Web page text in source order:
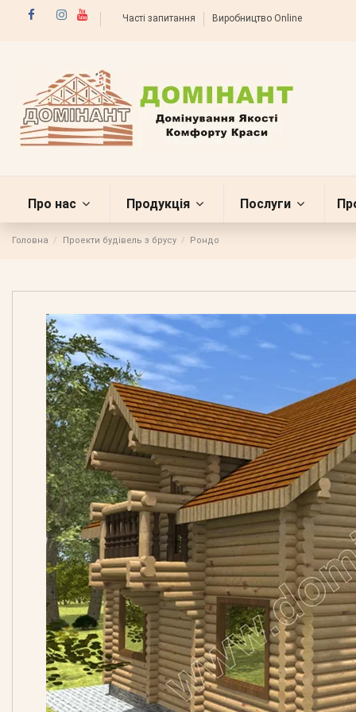
Часті запитання Виробництво Online
Про нас Продукція Послуги
Головна Проекти будівель з брусу Рондо